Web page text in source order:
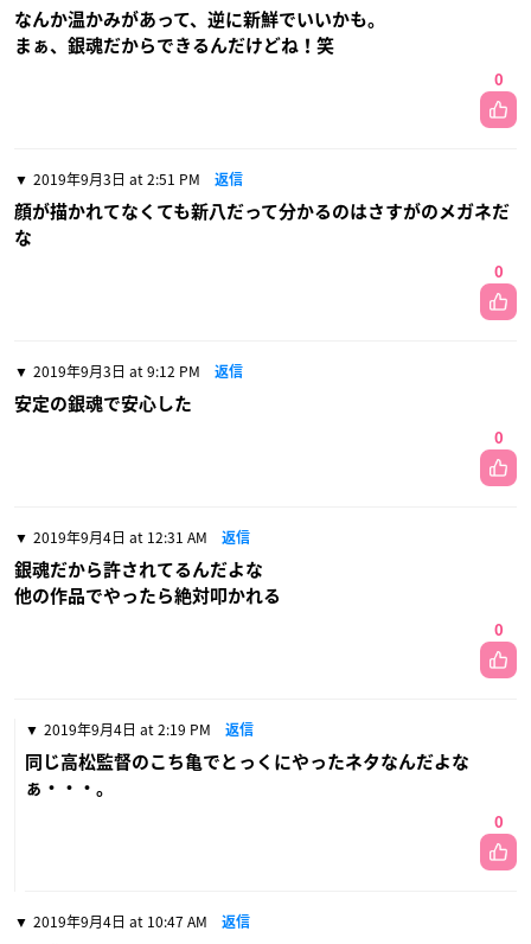
なんか温かみがあって、逆に新鮮でいいかも。
まぁ、銀魂だからできるんだけどね！笑
0
2019年9月3日 at 2:51 PM 返信
顔が描かれてなくても新八だって分かるのはさすがのメガネだ
な
0
2019年9月3日 at 9:12 PM 返信
安定の銀魂で安心した
0
2019年9月4日 at 12:31 AM 返信
銀魂だから許されてるんだよな
他の作品でやったら絶対叩かれる
0
2019年9月4日 at 2:19 PM 返信
同じ高松監督のこち亀でとっくにやったネタなんだよな
ぁ・・・。
0
2019年9月4日 at 10:47 AM 返信